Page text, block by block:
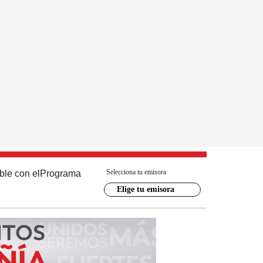
con el Programa Selecciona tu emisora
Elige tu emisora